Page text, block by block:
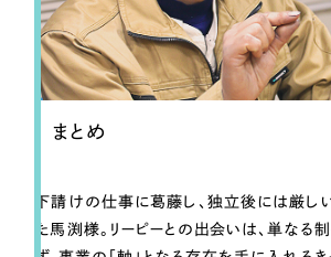
まとめ
下請けの仕事に葛藤し、独立後には厳し
た馬渕様。リーピーとの出会いは、単なる